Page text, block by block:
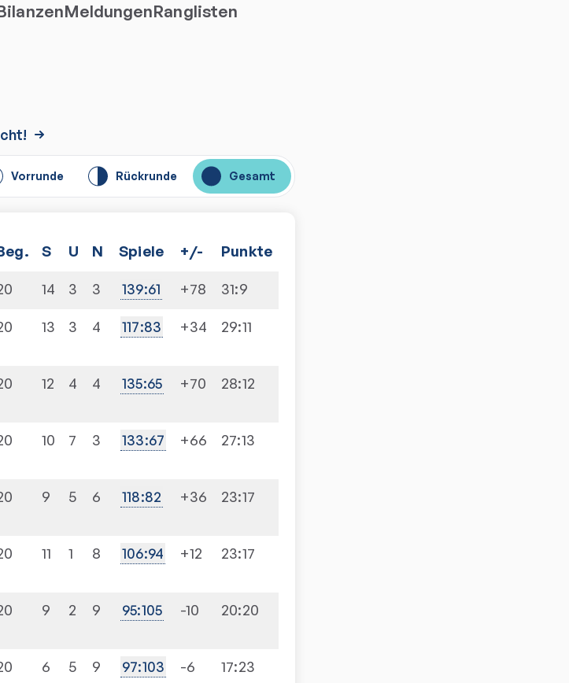
MeldungenRanglisten
Vorrunde Rückrunde Gesamt
S U N Spiele +/- Punkte
14 3 3 139:61 +78 31:9
13 3 4 117:83 +34 29:11
12 4 4 135:65 +70 28:12
10 7 3 133:67 +66 27:13
9 5 6 118:82 +36 23:17
11 1 8 106:94 +12 23:17
9 2 9 95:105 -10 20:20
6 5 9 97:103 -6 17:23